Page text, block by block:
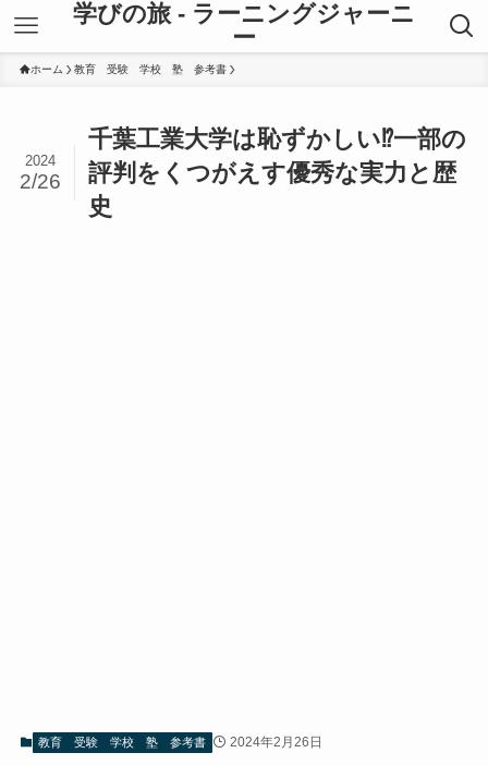
学びの旅 - ラーニングジャーニ
ー
ホーム 教育 受験 学校 塾 参考書
千葉工業大学は恥ずかしい⁉一部の
評判をくつがえす優秀な実力と歴
史
2024
2/26
教育 受験 学校 塾 参考書 2024年2月26日